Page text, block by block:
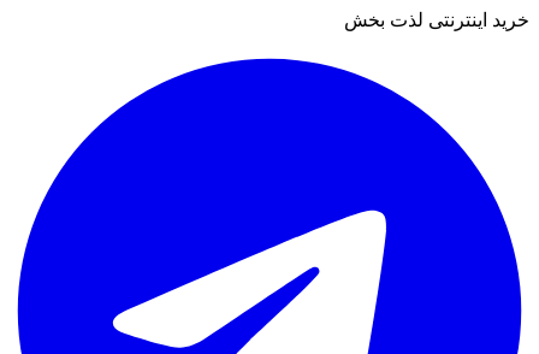
خرید اینترنتی لذت بخش